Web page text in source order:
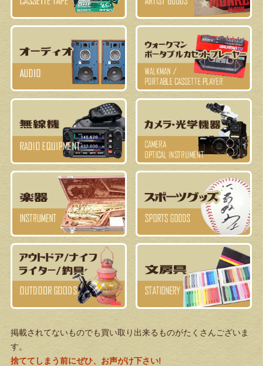
掲載されてないものでも買い取り出来るものがたくさんございま
す。
捨ててしまう前にぜひ、お声がけ下さい!